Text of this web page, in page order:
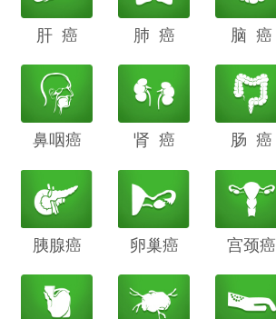
肝 癌 阴道癌肺 癌 甲状腺癌
脑 癌
鼻咽癌 胆管癌肾 癌
子宫内膜
癌
肠 癌
胰腺癌 鳞癌
卵巢癌 骨癌
宫颈癌